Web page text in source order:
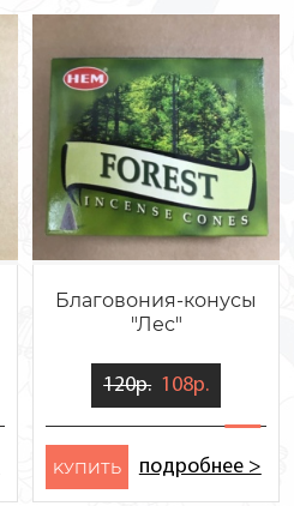
Благовония-конусы
"Лес"
120р. 108р.
KУПИТЬ подробнее >